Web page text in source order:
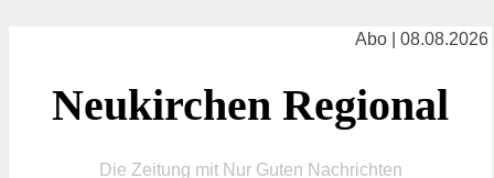
Abo | 08.08.2026
Neukirchen Regional
Die Zeitung mit Nur Guten Nachrichten